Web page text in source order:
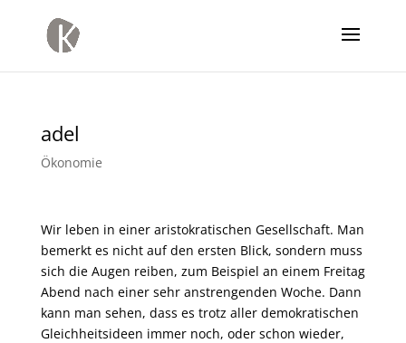
adel
Ökonomie
Wir leben in einer aristokratischen Gesellschaft. Man
bemerkt es nicht auf den ersten Blick, sondern muss
sich die Augen reiben, zum Beispiel an einem Freitag
Abend nach einer sehr anstrengenden Woche. Dann
kann man sehen, dass es trotz aller demokratischen
Gleichheitsideen immer noch, oder schon wieder,